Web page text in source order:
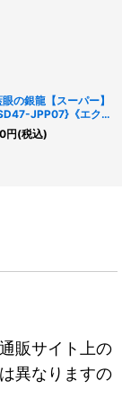
眼の銀龍【スーパー】
JPP07}《エクシ
ズ》
円(税込)
販サイト上の
異なりますの